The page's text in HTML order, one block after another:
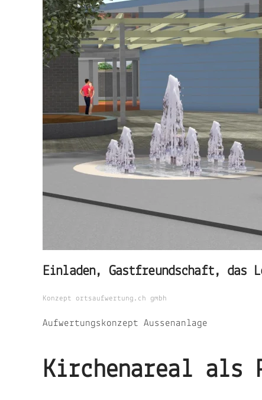
Einladen, Gastfreundschaft, das
Konzept ortsaufwertung.ch gmbh
Aufwertungskonzept Aussenanlage
Kirchenareal als